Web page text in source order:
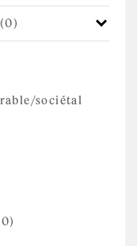
sociétal